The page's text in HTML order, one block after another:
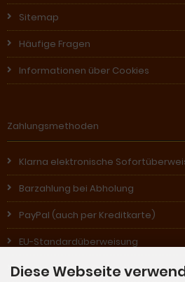
Sitemap
Häufige Fragen
Informationen über Cookies
Zahlungsmethoden
Klarna elektronische
Barzahlung bei Abholung
PayPal (auch per Kreditkarte)
EU-Standardüberweisung
Nachnahme (in Österreich)
Diese Webseite